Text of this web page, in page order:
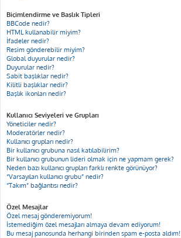
Biçimlendirme ve Başlık Tipleri
BBCode nedir?
HTML kullanabilir miyim?
İfadeler nedir?
Resim gönderebilir miyim?
Global duyurular nedir?
Duyurular nedir?
Sabit başlıklar nedir?
Kilitli başlıklar nedir?
Başlık ikonları nedir?
Kullanıcı Seviyeleri ve Grupları
Yöneticiler nedir?
Moderatörler nedir?
Kullanıcı grupları nedir?
Bir kullanıcı grubuna nasıl katılabilirim?
Bir kullanıcı grubunun lideri olmak için ne yapmam gerek?
Neden bazı kullanıcı grupları farklı renkte görünüyor?
“Varsayılan kullanıcı grubu” nedir?
“Takım” bağlantısı nedir?
Özel Mesajlar
Özel mesaj gönderemiyorum!
İstemediğim özel mesajları almaya devam ediyorum!
Bu mesaj panosunda herhangi birinden spam e-posta aldım!